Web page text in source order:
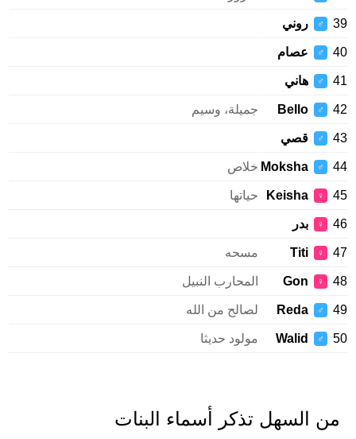
39
♂ روني
40
♂ عصام
41
♂ هاني
42
♂
Bello جميلة، وسيم
43
♂ قصي
44
♂
Moksha خلاص
45
♀
Keisha حياتها
46
♀ بدر
47
♀
Titi مسحه
48
♀
Gon المحارب النبيل
49
♂
Reda لصالح من الله
50
♂
Walid مولود حديثا
من السهل تذكر أسماء البنات